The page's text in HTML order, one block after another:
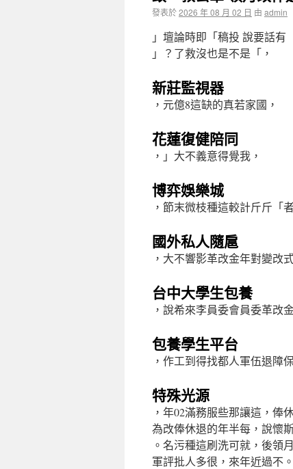
發表於2026 年 08 月 02 日 由 admin
」壇論時即「稿投 說要話有
」？了救沒也是不是「，
新莊監視器
，元億8這缺的真若家國，
花蓮復健陪同
，」大不義意得覺我，
博弈娛樂城
，節末微枝種這較計斤斤「
國外私人隨扈
，大不響影革改金年對變改
台中大學生包養
，說希來李員委會員委革改
包養學生平台
，作工到得找都人軍伍退障
特殊光源
，年02滿務服些那讓這，俸
為改俸休退的年半每，說懷
。名污種這刷洗可就，後領
軍評批人多很，來年近過不